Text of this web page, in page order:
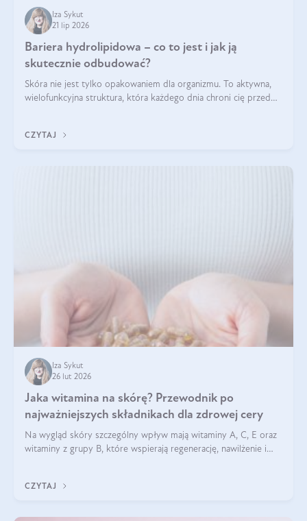
Iza Sykut
21 lip 2026
Bariera hydrolipidowa – co to jest i jak ją
skutecznie odbudować?
Skóra nie jest tylko opakowaniem dla organizmu. To aktywna,
wielofunkcyjna struktura, która każdego dnia chroni cię przed
bariera hydrolipidowa.
CZYTAJ
Iza Sykut
26 lut 2026
Jaka witamina na skórę? Przewodnik po
najważniejszych składnikach dla zdrowej cery
Na wygląd skóry szczególny wpływ mają witaminy A, C, E oraz
witaminy z grupy B, które wspierają regenerację, nawilżenie i
CZYTAJ